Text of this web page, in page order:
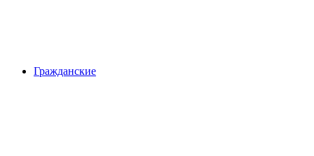
Гражданские